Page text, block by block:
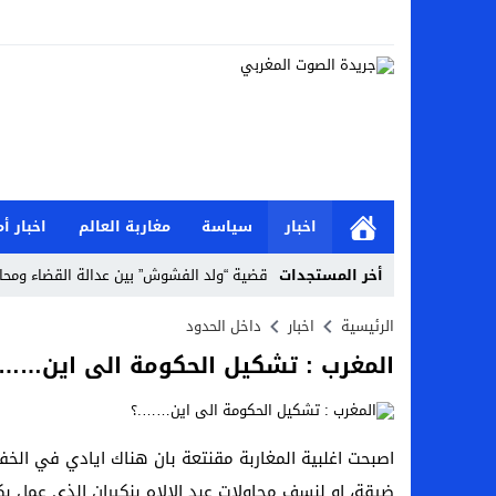
اخبار سياسة مغاربة العالم اخبار
أخر المستجدات قضية “ولد الفشوش” بين عدالة القضاء
جمعية اوراش الشباب المتطوع تعقد
نيويورك -مقر الاامم المتحدة/ لقاء خاص
المغرب …استئنافية تطوان تبرئ الزميل
غزة / فلسطين : حركة “حماس”،تعبر عن
الرئيسية اخبار داخل الحدود
المغرب : تشكيل الحكومة الى
اصبحت اغلبية المغاربة مقنتعة بان هناك ايادي في